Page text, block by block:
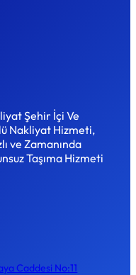
Şehir İçi Ve
Nakliyat Hizmeti,
ve Zamanında
Taşıma Hizmeti
Caddesi No:11